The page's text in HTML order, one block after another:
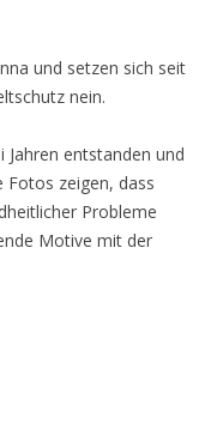
und setzen sich seit
nein.
entstanden und
Fotos zeigen, dass
Probleme
Motive mit der